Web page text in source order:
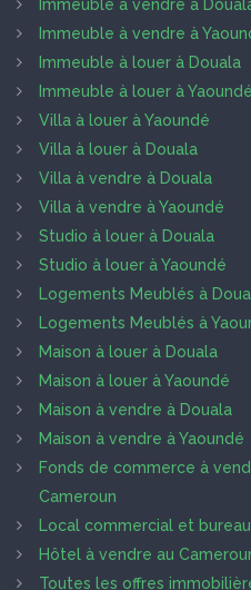
Immeuble à vendre à
Immeuble à vendre à
Immeuble à louer à Douala
Immeuble à louer à Yaoundé
Villa à louer à Yaoundé
Villa à louer à Douala
Villa à vendre à Douala
Villa à vendre à Yaoundé
Studio à louer à Douala
Studio à louer à Yaoundé
Logements Meublés à
Logements Meublés à
Maison à louer à Douala
Maison à louer à Yaoundé
Maison à vendre à Douala
Maison à vendre à Yaoundé
Fonds de commerce à
Cameroun
Local commercial et
Hôtel à vendre au
Toutes les offres